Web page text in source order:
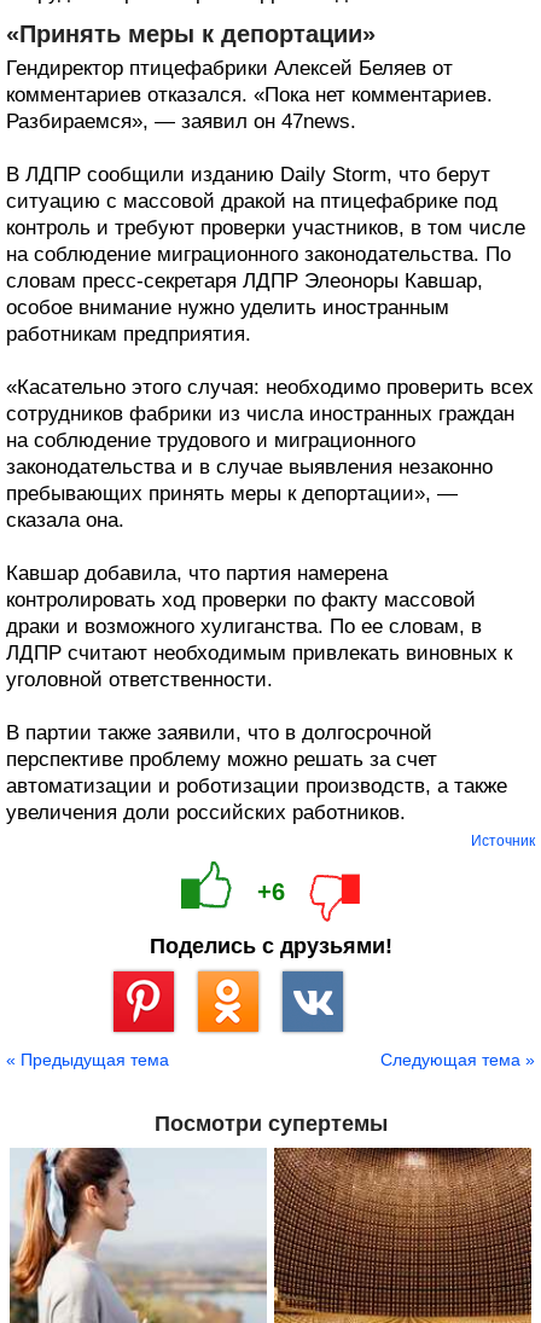
«Принять меры к депортации»
Гендиректор птицефабрики Алексей Беляев от
комментариев отказался. «Пока нет комментариев.
Разбираемся», — заявил он 47news.
В ЛДПР сообщили изданию Daily Storm, что берут
ситуацию с массовой дракой на птицефабрике под
контроль и требуют проверки участников, в том числе
на соблюдение миграционного законодательства. По
словам пресс-секретаря ЛДПР Элеоноры Кавшар,
особое внимание нужно уделить иностранным
работникам предприятия.
«Касательно этого случая: необходимо проверить всех
сотрудников фабрики из числа иностранных граждан
на соблюдение трудового и миграционного
законодательства и в случае выявления незаконно
пребывающих принять меры к депортации», —
сказала она.
Кавшар добавила, что партия намерена
контролировать ход проверки по факту массовой
драки и возможного хулиганства. По ее словам, в
ЛДПР считают необходимым привлекать виновных к
уголовной ответственности.
В партии также заявили, что в долгосрочной
перспективе проблему можно решать за счет
автоматизации и роботизации производств, а также
увеличения доли российских работников.
Источник
+6
Поделись с друзьями!
« Предыдущая тема Следующая тема »
Посмотри супертемы